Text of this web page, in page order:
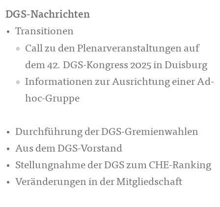
DGS-Nachrichten
Transitionen
Call zu den Plenarveranstaltungen auf
dem 42. DGS-Kongress 2025 in Duisburg
Informationen zur Ausrichtung einer Ad-
hoc-Gruppe
Durchführung der DGS-Gremienwahlen
Aus dem DGS-Vorstand
Stellungnahme der DGS zum CHE-Ranking
Veränderungen in der Mitgliedschaft